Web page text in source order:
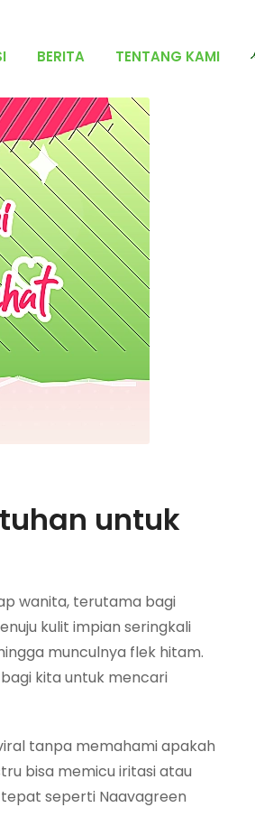
BERITA TENTANG KAMI
untuk
wanita, terutama bagi
kulit impian seringkali
munculnya flek hitam.
kita untuk mencari
tanpa memahami apakah
bisa memicu iritasi atau
seperti Naavagreen